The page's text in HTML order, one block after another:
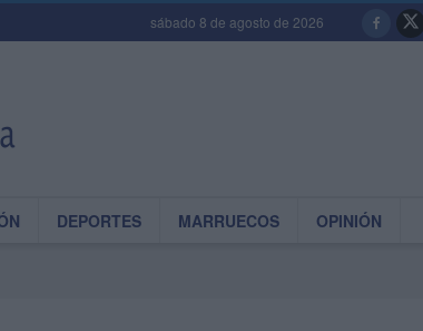
sábado 8 de agosto de 2026
DEPORTES MARRUECOS OPINIÓN